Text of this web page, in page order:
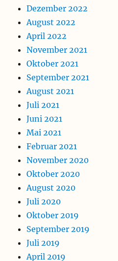
Dezember 2022
August 2022
April 2022
November 2021
Oktober 2021
September 2021
August 2021
Juli 2021
Juni 2021
Mai 2021
Februar 2021
November 2020
Oktober 2020
August 2020
Juli 2020
Oktober 2019
September 2019
Juli 2019
April 2019